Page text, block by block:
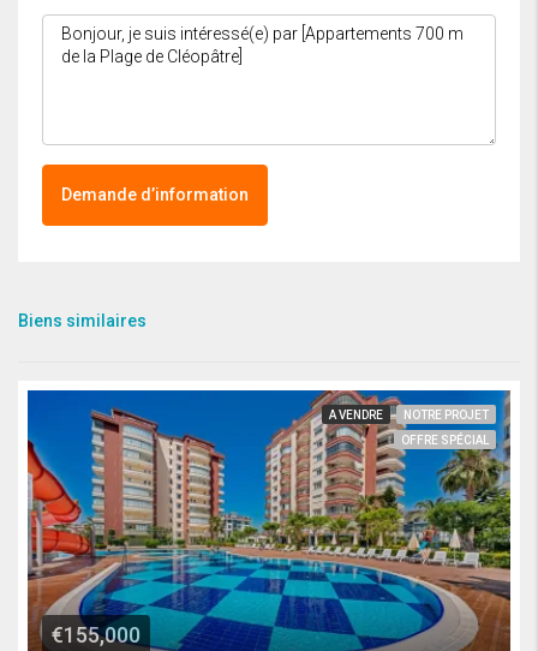
Demande d’information
Biens similaires
A VENDRE
NOTRE PROJET
OFFRE SPÉCIAL
€155,000